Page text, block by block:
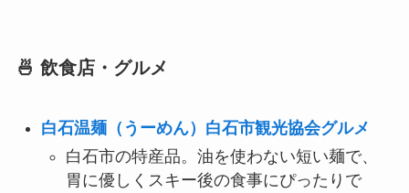
🍜 飲食店・グルメ
白石温麺（うーめん）白石市観光協会グルメ
白石市の特産品。油を使わない短い麺で、
胃に優しくスキー後の食事にぴったりで